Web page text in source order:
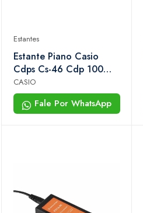
Estantes
Estante Piano Casio
Cdps Cs-46 Cdp 100
150 350 360 160
CASIO
Fale Por WhatsApp